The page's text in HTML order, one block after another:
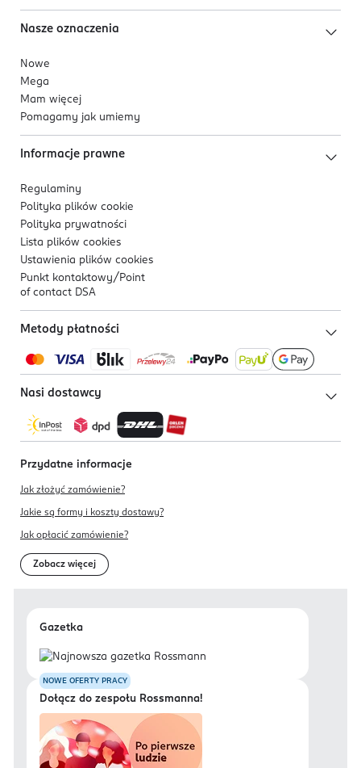
Nasze oznaczenia
Nowe
Mega
Mam więcej
Pomagamy jak umiemy
Informacje prawne
Regulaminy
Polityka plików cookie
Polityka prywatności
Lista plików cookies
Ustawienia plików cookies
Punkt kontaktowy/ Point
of contact DSA
Metody płatności
Nasi dostawcy
Przydatne informacje
Jak złożyć zamówienie?
Jakie są formy i koszty dostawy?
Jak opłacić zamówienie?
Zobacz więcej
Gazetka
NOWE OFERTY PRACY
Dołącz do zespołu Rossmanna!